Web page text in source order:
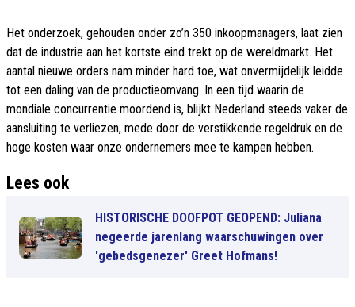
Het onderzoek, gehouden onder zo’n 350 inkoopmanagers, laat zien
dat de industrie aan het kortste eind trekt op de wereldmarkt. Het
aantal nieuwe orders nam minder hard toe, wat onvermijdelijk leidde
tot een daling van de productieomvang. In een tijd waarin de
mondiale concurrentie moordend is, blijkt Nederland steeds vaker de
aansluiting te verliezen, mede door de verstikkende regeldruk en de
hoge kosten waar onze ondernemers mee te kampen hebben.
Lees ook
HISTORISCHE DOOFPOT GEOPEND: Juliana
negeerde jarenlang waarschuwingen over
'gebedsgenezer' Greet Hofmans!